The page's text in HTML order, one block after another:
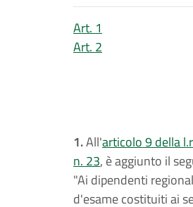
Art. 1
Art. 2
1.All'articolo 9 della
n. 23, è aggiunto il
"Ai dipendenti
d'esame costituiti ai